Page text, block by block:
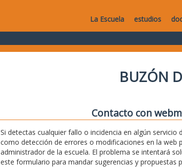
La Escuela estudios
BUZÓN
Contacto con
Si detectas cualquier fallo o incidencia en algún
como detección de errores o modificaciones en la web
administrador de la escuela. El problema se intentará
este formulario para mandar sugerencias y propuestas